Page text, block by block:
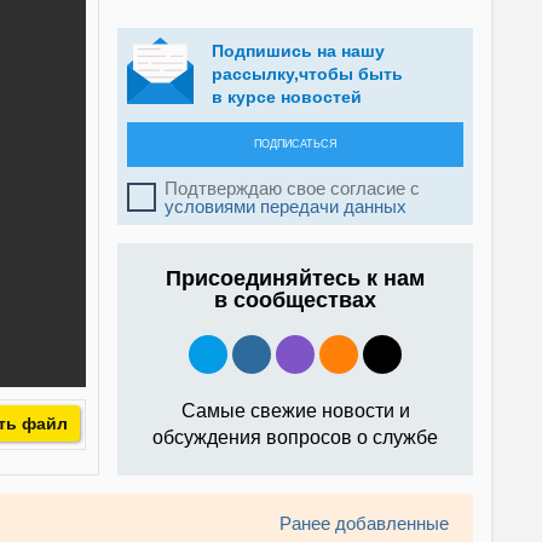
файл
Подпишись на нашу
рассылку,чтобы быть
в курсе новостей
ПОДПИСАТЬСЯ
Подтверждаю свое согласие с
условиями передачи данных
Присоединяйтесь к нам
в сообществах
Самые свежие новости и
обсуждения вопросов о службе
Ранее добавленные